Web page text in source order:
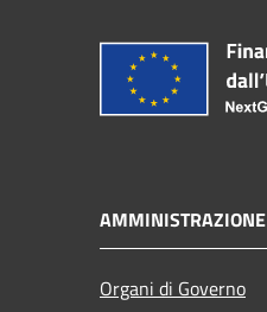
AMMINISTRAZIONE
Organi di Governo